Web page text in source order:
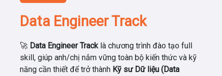
Data Engineer Track
🚀 Data Engineer Tracklà chương trình đào tạo full
skill, giúp anh/chị nắm vững toàn bộ kiến thức và kỹ
năng cần thiết để trở thành Kỹ sư Dữ liệu (Data